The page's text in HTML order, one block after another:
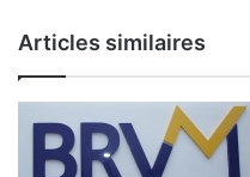
&
t
a
e
l
e
Articles similaires